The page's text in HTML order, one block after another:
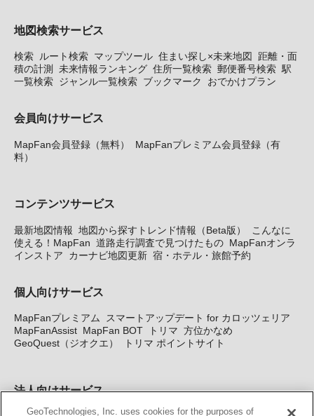
地図検索サービス
検索 ルート検索 マップツール 住まい探し×未来地図
距離・面
積の計測
未来情報ランキング 住所一覧検索 郵便番号検索 駅
一覧検索 ジャンル一覧検索 ブックマーク おでかけプラン
会員向けサービス
MapFan会員登録（無料）
MapFanプレミアム会員登録（有
料）
コンテンツサービス
最新地図情報 地図から探すトレンド情報（Beta版）
こんなに
使える！MapFan 道路走行調査で見つけたもの MapFanオンラ
インストア
カーナビ地図更新 宿・ホテル・旅館予約
個人向けサービス
MapFanプレミアム
スマートアップデート for カロッツェリア
MapFanAssist MapFan BOT トリマ 方位かなめ
GeoQuest（ジオクエ）
トリマ ポイントサイト
法人向けサービス
GeoTechnologies, Inc. uses cookies for the purposes of